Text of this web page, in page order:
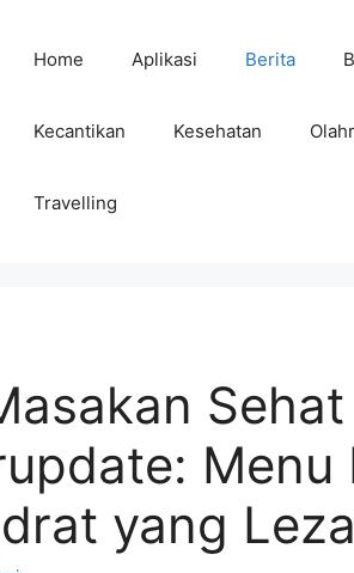
Home Aplikasi Berita
Kecantikan Kesehatan
Travelling
Menu
yang